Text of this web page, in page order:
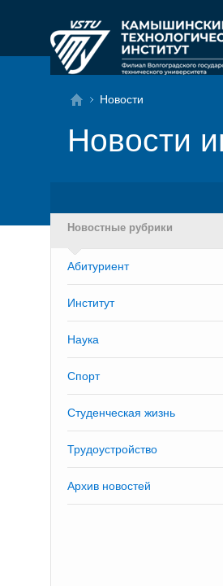
Новости
Новости
Новостные рубрики
Абитуриент
Институт
Наука
Спорт
Студенческая жизнь
Трудоустройство
Архив новостей